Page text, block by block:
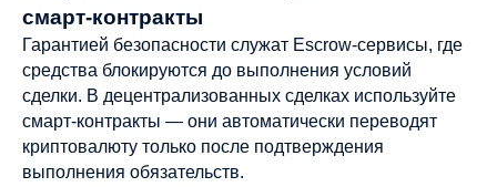
смарт-контракты
Гарантией безопасности служат Escrow-сервисы, где
средства блокируются до выполнения условий
сделки. В децентрализованных сделках используйте
смарт-контракты — они автоматически переводят
криптовалюту только после подтверждения
выполнения обязательств.